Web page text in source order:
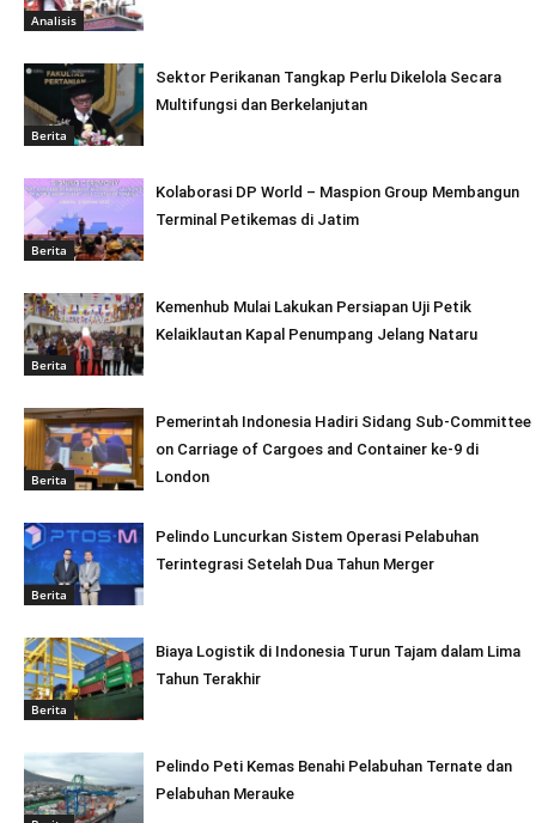
Analisis
Berita
Sektor Perikanan Tangkap Perlu Dikelola Secara
Multifungsi dan Berkelanjutan
Berita
Kolaborasi DP World – Maspion Group Membangun
Terminal Petikemas di Jatim
Berita
Kemenhub Mulai Lakukan Persiapan Uji Petik
Kelaiklautan Kapal Penumpang Jelang Nataru
Berita
Pemerintah Indonesia Hadiri Sidang Sub-Committee
on Carriage of Cargoes and Container ke-9 di
London
Berita
Pelindo Luncurkan Sistem Operasi Pelabuhan
Terintegrasi Setelah Dua Tahun Merger
Berita
Biaya Logistik di Indonesia Turun Tajam dalam Lima
Tahun Terakhir
Pelindo Peti Kemas Benahi Pelabuhan Ternate dan
Pelabuhan Merauke